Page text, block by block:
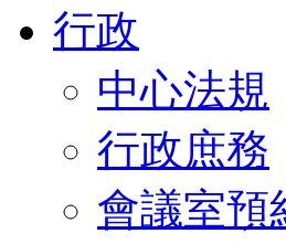
行政
中心法規
行政庶務
會議室預